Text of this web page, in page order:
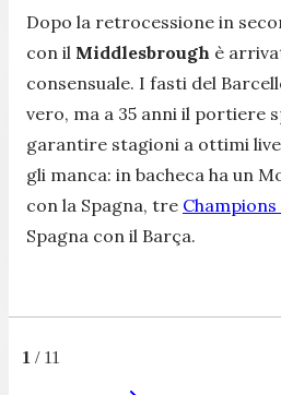
Dopo la retrocessione in
con il Middlesbrough è
consensuale. I fasti del
vero, ma a 35 anni il portiere
garantire stagioni a ottimi
gli manca: in bacheca ha un
con la Spagna, tre
Spagna con il Barça.
1 / 11